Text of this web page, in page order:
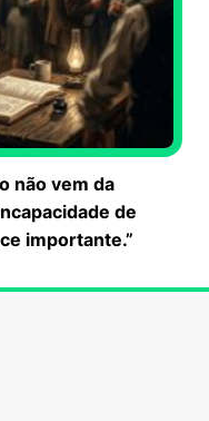
não vem da
de
importante.”